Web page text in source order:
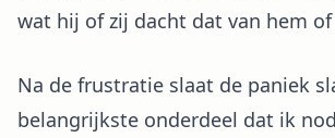
wat hij of zij dacht dat van hem of
Na de frustratie slaat de paniek
belangrijkste onderdeel dat ik